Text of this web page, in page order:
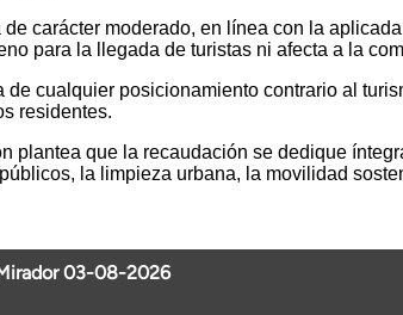
carácter moderado, en línea con la
para la llegada de turistas ni afecta a la
cualquier posicionamiento contrario al
residentes.
plantea que la recaudación se dedique
la limpieza urbana, la movilidad